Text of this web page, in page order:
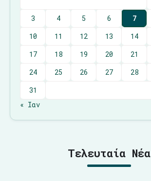
3
4 5 6 7
10
11 12 13 14
17
18 19 20 21
24
25 26 27 28
31
« Ιαν
Τελευταία Νέα